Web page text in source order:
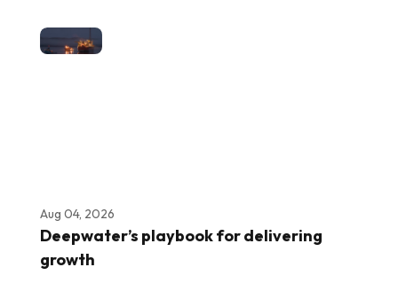
Aug 04, 2026
Deepwater’s playbook for delivering
growth